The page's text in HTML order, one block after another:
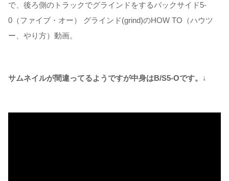
で、後ろ側のトラックでグラインドをするバックサイド5-
0（ファイブ・オー） グラインド(grind)のHOW TO（ハウツ
ー、やり方）動画。
サムネイルが間違ってるようですが中身はB/S5-Oです。 ↓